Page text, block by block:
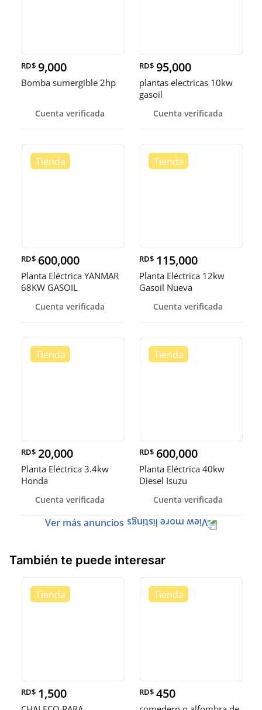
RD$ 9,000
Bomba sumergible 2hp
Cuenta verificada
RD$ 95,000
plantas electricas 10kw
gasoil
Cuenta verificada
RD$ 600,000
Planta Eléctrica YANMAR
68KW GASOIL
Cuenta verificada
RD$ 115,000
Planta Eléctrica 12kw
Gasoil Nueva
Cuenta verificada
RD$ 20,000
Planta Eléctrica 3.4kw
Honda
Cuenta verificada
RD$ 600,000
Planta Eléctrica 40kw
Diesel Isuzu
Cuenta verificada
Ver más anuncios
También te puede interesar
RD$ 1,500 RD$ 450